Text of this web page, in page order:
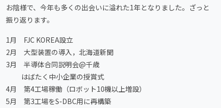
お陰様で、今年も多くの出会いに溢れた1年となりました。ざっと
振り返ります。
1月 FJC KOREA設立
2月 大型装置の導入，北海道新聞
3月 半導体合同説明会@千歳
はばたく中小企業の授賞式
4月 第4工場稼働（ロボット10機以上増設）
5月 第3工場をS-DBC用に再構築